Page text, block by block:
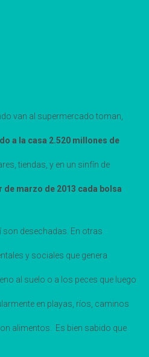
van al supermercado toman,
a la casa 2.520 millones de
tiendas, y en un sinfín de
marzo de 2013 cada bolsa
son desechadas. En otras
y sociales que genera
al suelo o a los peces que luego
en playas, ríos, caminos
alimentos. Es bien sabido que